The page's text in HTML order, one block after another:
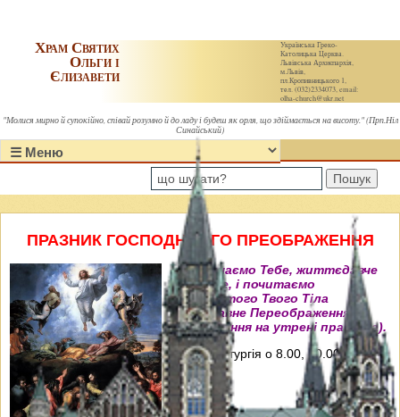
Українська Греко-
Католицька Церква.
Львівська Архиєпархія,
м.Львів,
пл.Кропивницького 1,
тел. (032)2334073, email:
olha-church@ukr.net
Храм Святих
Ольги і
Єлизавети
"Молися мирно й супокійно, співай розумно й до ладу і будеш як орля, що здіймається на висоту." (Прп.Ніл
Синайський)
Пошук
ПРАЗНИК ГОСПОДНЬОГО ПРЕОБРАЖЕННЯ
"Величаємо Тебе, життєдавче
Христе, і почитаємо
пречистого Твого Тіла
преславне Переображення"
(Величання на утрені празника).
Свята Літургія о 8.00, 10.00, 12.00 і
18.00